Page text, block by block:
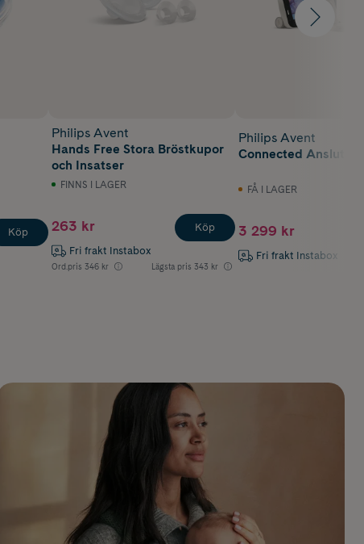
Köp
Philips Avent
Hands Free Stora Bröstkupor
och Insatser
FINNS I LAGER
263 kr
Fri frakt Instabox
Ord.pris 346 kr Lägsta pris 343 kr
Köp
Philips Avent
Connected Ansluten
FÅ I LAGER
3 299 kr
Fri frakt Instabox